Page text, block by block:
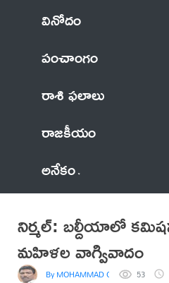
వినోదం
పంచాంగం
రాశి ఫలాలు
రాజకీయం
అనేకం
నిర్మల్: బల్దీయాలో
మహిళల వాగ్వివాదం
By MOHAMMAD OSMAN, SENIOR
53